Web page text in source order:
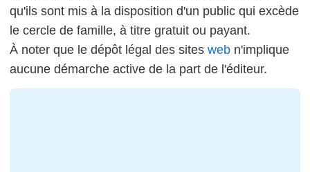
qu'ils sont mis à la disposition d'un public qui excède
le cercle de famille, à titre gratuit ou payant.
À noter que le dépôt légal des sites web n'implique
aucune démarche active de la part de l'éditeur.